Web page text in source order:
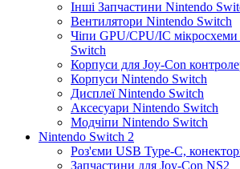
Інші Запчастини Nintendo
Вентилятори Nintendo Switch
Чіпи GPU/CPU/IC мікросхеми
Switch
Корпуси для Joy-Con
Корпуси Nintendo Switch
Дисплеї Nintendo Switch
Аксесуари Nintendo Switch
Модчіпи Nintendo Switch
Nintendo Switch 2
Роз'єми USB Type-C,
Запчастини для Joy-Con NS2